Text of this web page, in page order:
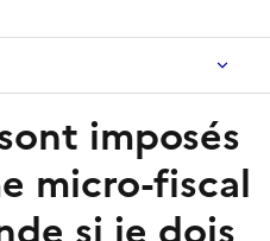
imposés
micro-fiscal